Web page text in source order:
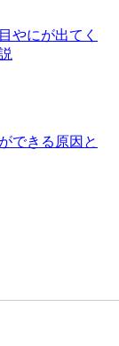
やにが出てく
できる原因と